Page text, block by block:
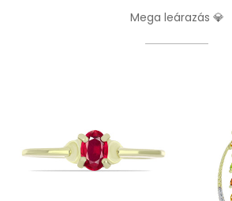
Mega leárazás 💎